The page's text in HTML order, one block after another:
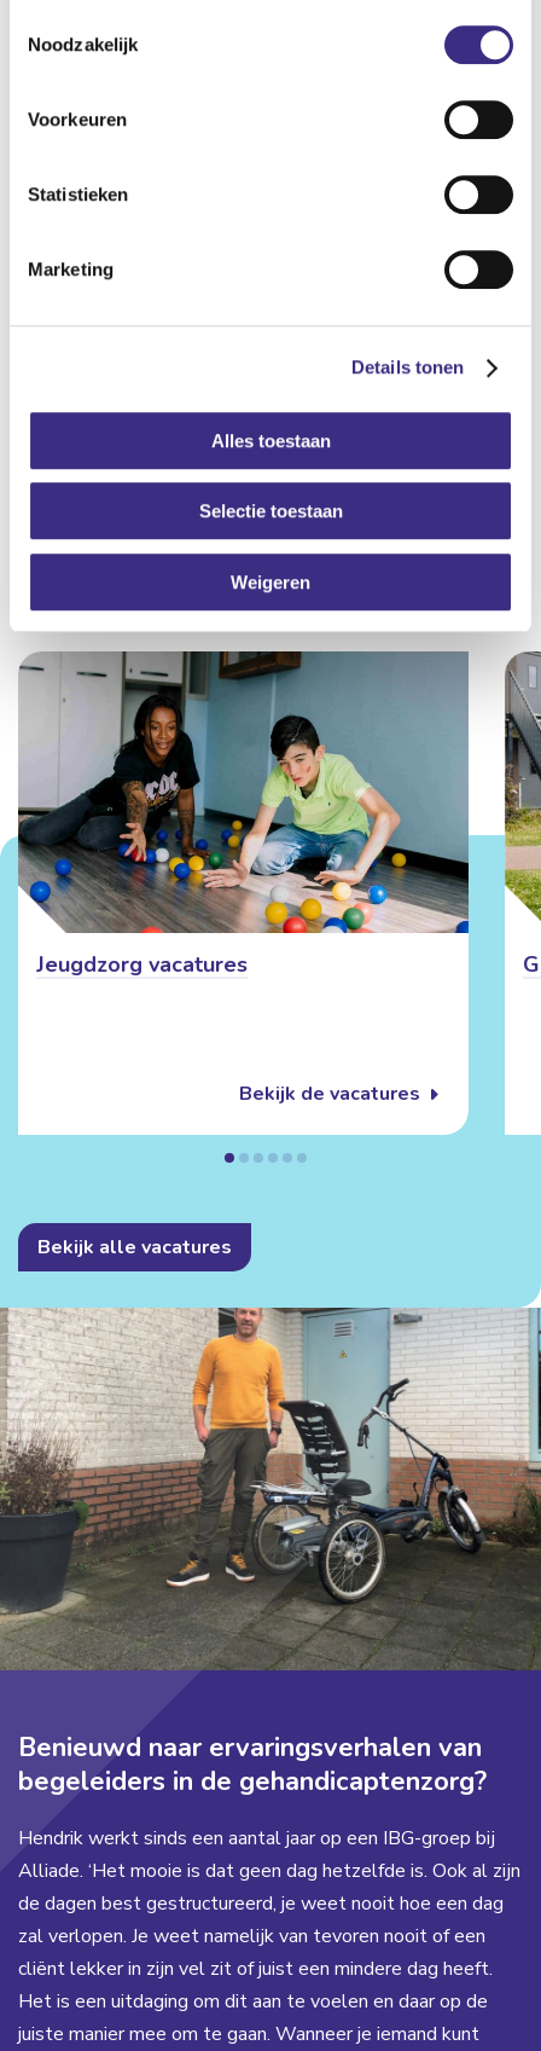
Noodzakelijk
Voorkeuren
Statistieken
Marketing
Details tonen
Alles toestaan
Selectie toestaan
Weigeren
in de zorg
Jeugdzorg vacatures
Bekijk de vacatures
Bekijk alle vacatures
Benieuwd naar ervaringsverhalen van
begeleiders in de gehandicaptenzorg?
Hendrik werkt sinds een aantal jaar op een IBG-groep bij
Alliade. ‘Het mooie is dat geen dag hetzelfde is. Ook al zijn
de dagen best gestructureerd, je weet nooit hoe een dag
zal verlopen. Je weet namelijk van tevoren nooit of een
cliënt lekker in zijn vel zit of juist een mindere dag heeft.
Het is een uitdaging om dit aan te voelen en daar op de
juiste manier mee om te gaan. Wanneer je iemand kunt